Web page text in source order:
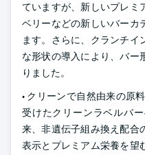
ていますが、新しいプレミ
ベリーなどの新しいバーカ
ます。さらに、クランチイ
な形状の導入により、バー
りました。
• クリーンで自然由来の原
受けたクリーンラベルバ
来、非遺伝子組み換え配合
表示とプレミアム栄養を望